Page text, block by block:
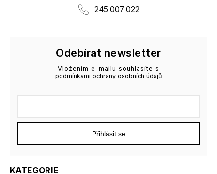
245 007 022
KATEGORIE
Odebírat newsletter
Vložením e-mailu souhlasíte s
podmínkami ochrany osobních údajů
Přihlásit se